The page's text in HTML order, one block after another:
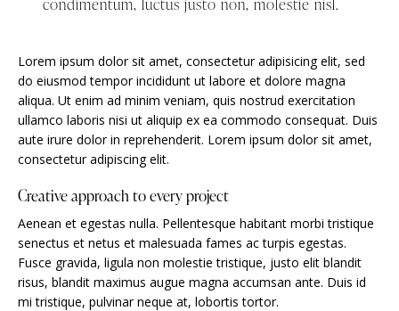
condimentum, luctus justo non, molestie nisl.
Lorem ipsum dolor sit amet, consectetur adipisicing elit, sed
do eiusmod tempor incididunt ut labore et dolore magna
aliqua. Ut enim ad minim veniam, quis nostrud exercitation
ullamco laboris nisi ut aliquip ex ea commodo consequat. Duis
aute irure dolor in reprehenderit. Lorem ipsum dolor sit amet,
consectetur adipiscing elit.
Creative approach to every project
Aenean et egestas nulla. Pellentesque habitant morbi tristique
senectus et netus et malesuada fames ac turpis egestas.
Fusce gravida, ligula non molestie tristique, justo elit blandit
risus, blandit maximus augue magna accumsan ante. Duis id
mi tristique, pulvinar neque at, lobortis tortor.